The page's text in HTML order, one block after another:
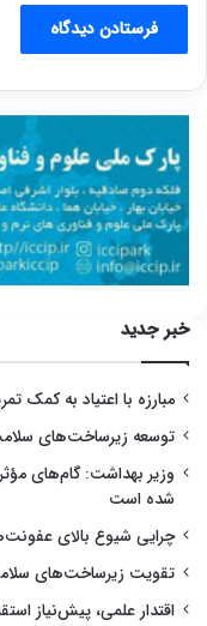
خبر جدید
مبارزه با اعتیاد به کمک
توسعه زیرساخت‌های سلامت فارس با ۳
وزیر بهداشت: گام‌های
شده است
چرایی شیوع بالای
تقویت زیرساخت‌های
اقتدار علمی، پیش‌نیاز